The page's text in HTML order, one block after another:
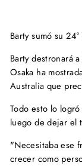
Barty sumó su
Barty destronará
Osaka ha
Australia que
Todo esto lo
luego de dejar el
"Necesitaba ese
crecer como